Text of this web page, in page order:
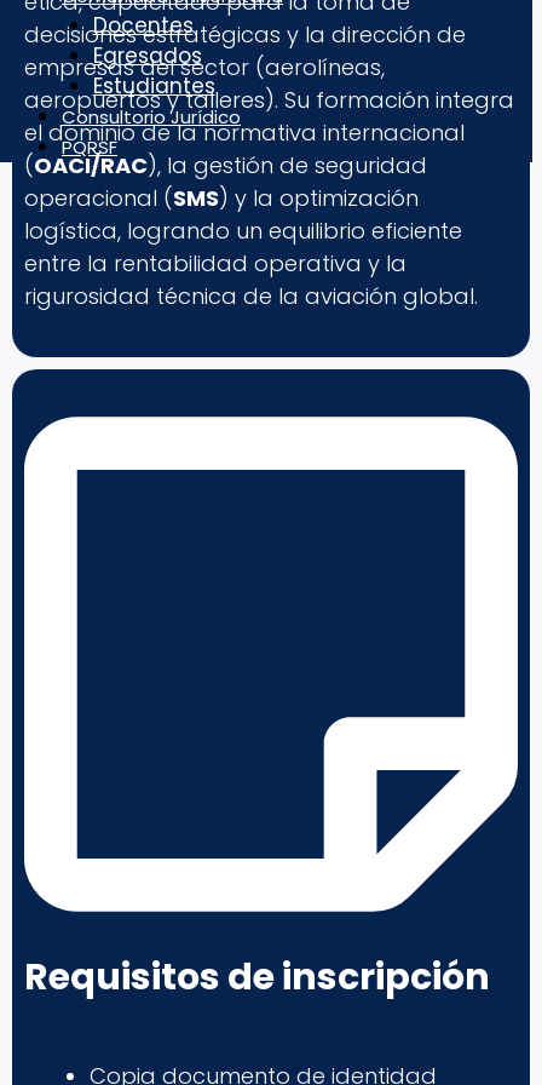
Docentes
Egresados
Estudiantes
Consultorio Jurídico
PQRSF
decisiones estratégicas y la dirección de
empresas del sector (aerolíneas,
aeropuertos y talleres). Su formación integra
el dominio de la normativa internacional
(OACI/RAC), la gestión de seguridad
operacional (SMS) y la optimización
logística, logrando un equilibrio eficiente
entre la rentabilidad operativa y la
rigurosidad técnica de la aviación global.
Requisitos de inscripción
Copia documento de identidad